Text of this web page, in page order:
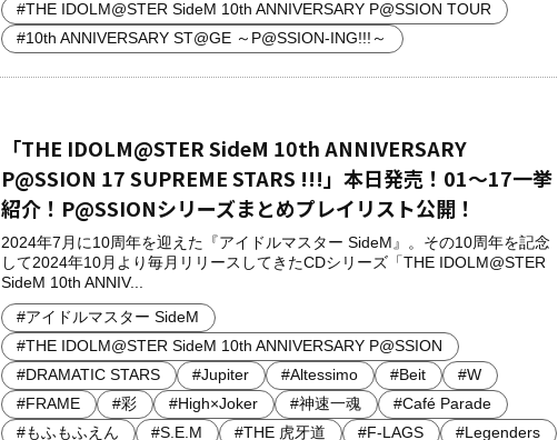
#THE IDOLM@STER SideM 10th ANNIVERSARY P@SSION TOUR
#10th ANNIVERSARY ST@GE ～P@SSION-ING!!!～
「THE IDOLM@STER SideM 10th ANNIVERSARY
P@SSION 17 SUPREME STARS !!!」本日発売！01～17一挙
紹介！P@SSIONシリーズまとめプレイリスト公開！
2024年7月に10周年を迎えた『アイドルマスター SideM』。その10周年を記念
して2024年10月より毎月リリースしてきたCDシリーズ「THE IDOLM@STER
SideM 10th ANNIV...
#アイドルマスター SideM
#THE IDOLM@STER SideM 10th ANNIVERSARY P@SSION
#DRAMATIC STARS
#Jupiter #Altessimo #Beit
#W
#FRAME
#彩 #High×Joker #神速一魂
#Café Parade
#もふもふえん
#S.E.M #THE 虎牙道 #F-LAGS
#Legenders